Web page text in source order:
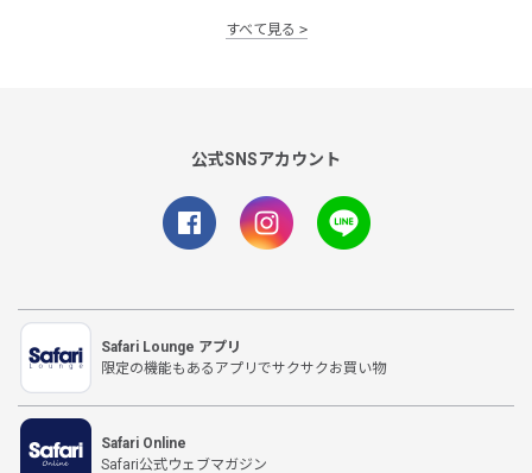
すべて見る
公式SNSアカウント
Safari Lounge アプリ
限定の機能もあるアプリでサクサクお買い物
Safari Online
Safari公式ウェブマガジン